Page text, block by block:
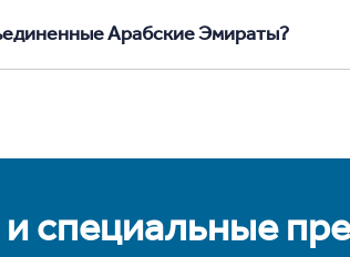
Арабские Эмираты?
специальные